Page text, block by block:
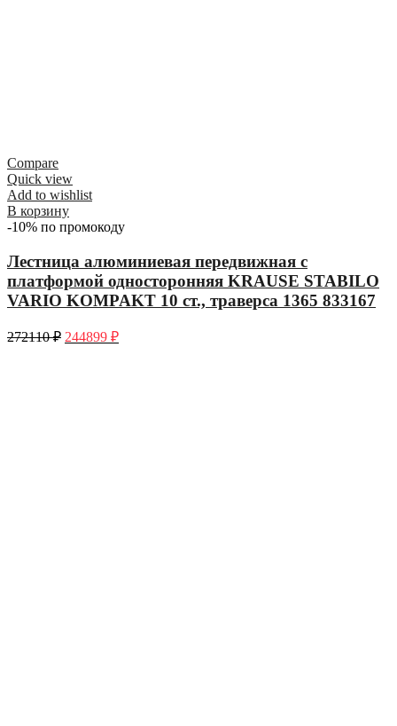
Compare
Quick view
Add to wishlist
В корзину
-10% по промокоду
Лестница алюминиевая передвижная с
платформой односторонняя KRAUSE STABILO
VARIO KOMPAKT 10 ст., траверса 1365 833167
272110₽ 244899 ₽